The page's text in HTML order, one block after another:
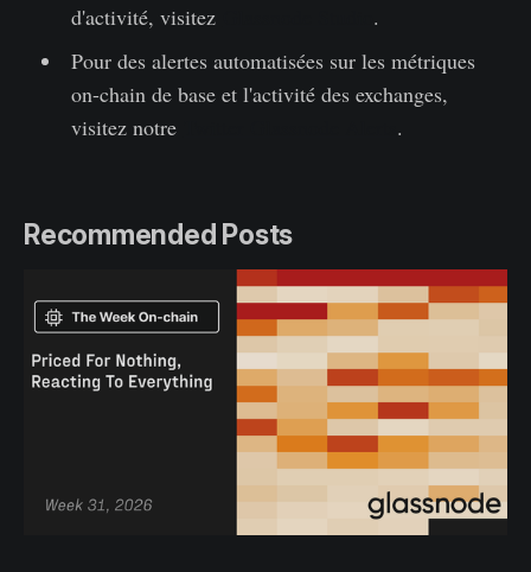
d'activité, visitez
.
Pour des alertes automatisées sur les métriques
on-chain de base et l'activité des exchanges,
visitez notre
.
Recommended Posts